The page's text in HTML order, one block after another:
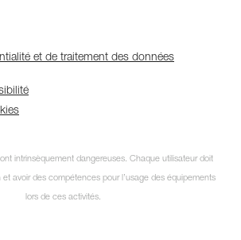
et de traitement des données
intrinsèquement dangereuses. Chaque utilisateur doit
et avoir des compétences pour l’usage des équipements
lors de ces activités.